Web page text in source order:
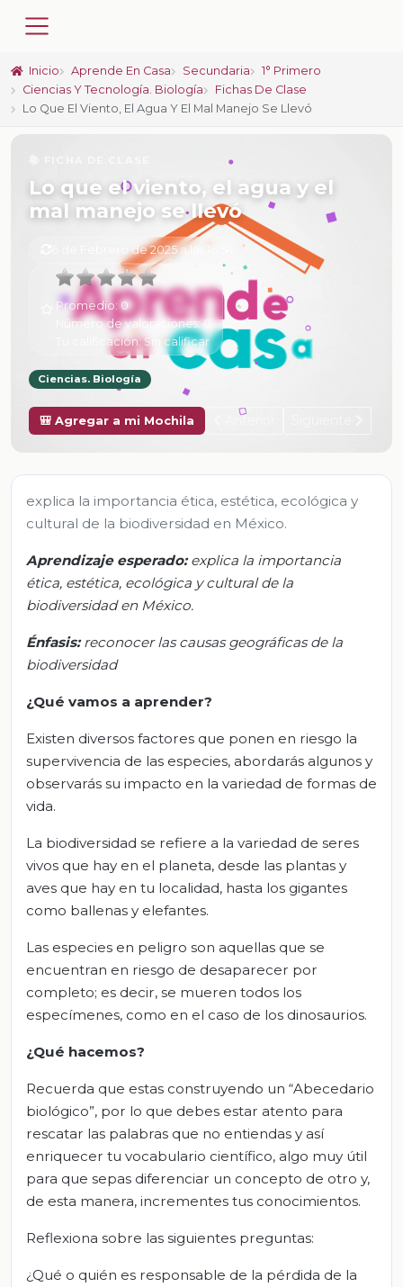
Inicio Aprende En Casa Secundaria
1° Primero
Ciencias Y Tecnología. Biología
Fichas De Clase
Lo Que El Viento, El Agua Y El Mal Manejo Se Llevó
Lo que el viento, el agua y el
mal manejo se llevó
6 de Febrero de 2025 a las 16:54
Promedio: 0
Número de valoraciones:0
Tu calificación:Sin calificar
Ciencias. Biología
🎒 Agregar a mi Mochila Anterior
explica la importancia ética, estética, ecológica y
cultural de la biodiversidad en México.
Aprendizaje esperado: explica la importancia
ética, estética, ecológica y cultural de la
biodiversidad en México.
Énfasis: reconocer las causas geográficas de la
biodiversidad
¿Qué vamos a aprender?
Existen diversos factores que ponen en riesgo la
supervivencia de las especies, abordarás algunos y
observarás su impacto en la variedad de formas de
vida.
La biodiversidad se refiere a la variedad de seres
vivos que hay en el planeta, desde las plantas y
aves que hay en tu localidad, hasta los gigantes
como ballenas y elefantes.
Las especies en peligro son aquellas que se
encuentran en riesgo de desaparecer por
completo; es decir, se mueren todos los
especímenes, como en el caso de los dinosaurios.
¿Qué hacemos?
Recuerda que estas construyendo un “Abecedario
biológico”, por lo que debes estar atento para
rescatar las palabras que no entiendas y así
enriquecer tu vocabulario científico, algo muy útil
para que sepas diferenciar un concepto de otro y,
de esta manera, incrementes tus conocimientos.
Reflexiona sobre las siguientes preguntas:
¿Qué o quién es responsable de la pérdida de la